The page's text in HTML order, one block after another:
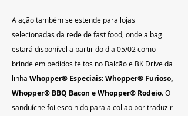
A ação também se estende para lojas
selecionadas da rede de fast food, onde a bag
estará disponível a partir do dia 05/02 como
brinde em pedidos feitos no Balcão e BK Drive da
linha Whopper® Especiais: Whopper® Furioso,
Whopper® BBQ Bacon e Whopper® Rodeio. O
sanduíche foi escolhido para a collab por traduzir